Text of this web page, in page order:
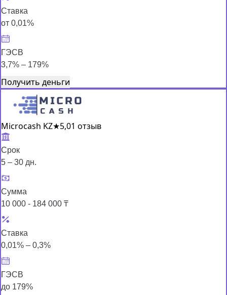
Ставка
от 0,01%
ГЭСВ
3,7% – 179%
Получить деньги
Microcash KZ★5,01 отзыв
Срок
5 – 30 дн.
Сумма
10 000 - 184 000 ₸
Ставка
0,01% – 0,3%
ГЭСВ
до 179%